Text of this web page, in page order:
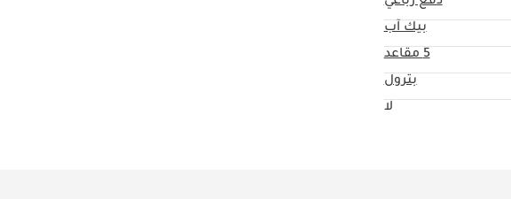
بيك آب
5 مقاعد
بترول
لا